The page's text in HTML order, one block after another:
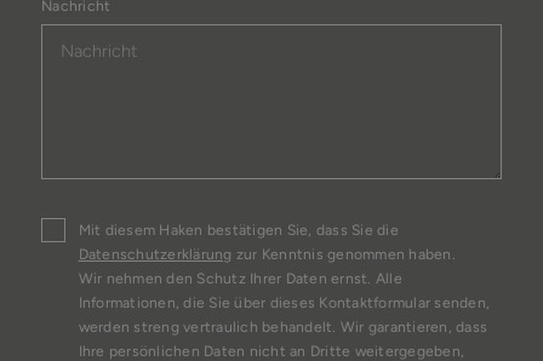
Nachricht
Mit diesem Haken bestätigen Sie, dass Sie die
Datenschutzerklärung zur Kenntnis genommen haben.
Wir nehmen den Schutz Ihrer Daten ernst. Alle
Informationen, die Sie über dieses Kontaktformular senden,
werden streng vertraulich behandelt. Wir garantieren, dass
Ihre persönlichen Daten nicht an Dritte weitergegeben,